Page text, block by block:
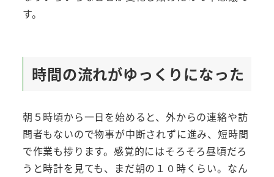
す。
時間の流れがゆっくりになった
朝５時頃から一日を始めると、外からの連絡や訪
問者もないので物事が中断されずに進み、短時間
で作業も捗ります。感覚的にはそろそろ昼頃だろ
うと時計を見ても、まだ朝の１０時くらい。なん